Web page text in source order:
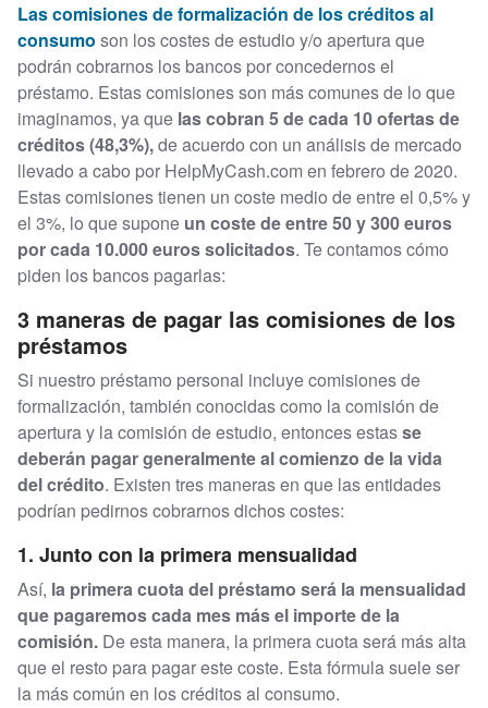
Las comisiones de formalización de los créditos al
consumo son los costes de estudio y/o apertura que
podrán cobrarnos los bancos por concedernos el
préstamo. Estas comisiones son más comunes de lo que
imaginamos, ya que las cobran 5 de cada 10 ofertas de
créditos (48,3%),de acuerdo con un análisis de mercado
llevado a cabo por HelpMyCash.com en febrero de 2020.
Estas comisiones tienen un coste medio de entre el 0,5% y
el 3%, lo que supone un coste de entre 50 y 300 euros
por cada 10.000 euros solicitados. Te contamos cómo
piden los bancos pagarlas:
3 maneras de pagar las comisiones de los
préstamos
Si nuestro préstamo personal incluye comisiones de
formalización, también conocidas como la comisión de
apertura y la comisión de estudio, entonces estasse
deberán pagar generalmente al comienzo de la vida
del crédito. Existen tres maneras en que las entidades
podrían pedirnos cobrarnos dichos costes:
1. Junto con la primera mensualidad
Así, la primera cuota del préstamo será la mensualidad
que pagaremos cada mes más el importe de la
comisión. De esta manera, la primera cuota será más alta
que el resto para pagar este coste. Esta fórmula suele ser
la más común en los créditos al consumo.